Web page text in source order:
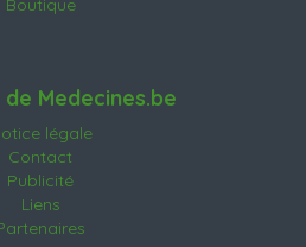
Boutique
Medecines.be
légale
Contact
Publicité
Liens